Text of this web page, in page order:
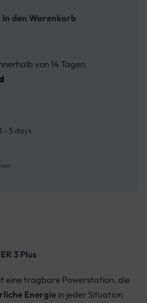
In den Warenkorb
von 14 Tagen.
- 5 days
3 Plus
eine tragbare Powerstation, die
Energie in jeder Situation